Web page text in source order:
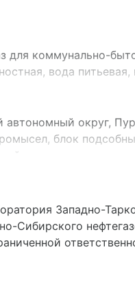
для коммунально-
вода
округ,
блок
установки
Западно-
Сибирского